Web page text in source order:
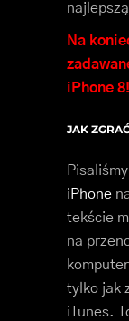
Na
iPhone 8!
JAK
iPhone
tekście
na
tylko jak
iTunes.